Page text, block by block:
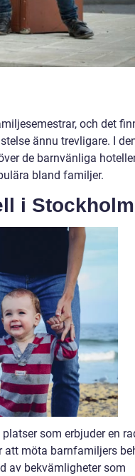
och det
ännu trevligare. I
de barnvänliga
bland familjer.
i
som erbjuder en
möta barnfamiljers
av bekvämligheter som